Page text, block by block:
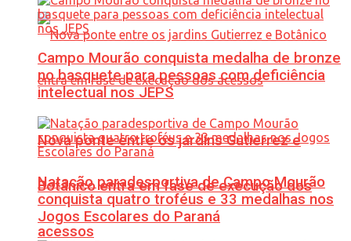
Nova ponte entre os jardins Gutierrez e
Botânico entra em fase de execução dos
acessos
Campo Mourão conquista medalha de bronze
no basquete para pessoas com deficiência
intelectual nos JEPS
Natação paradesportiva de Campo Mourão
conquista quatro troféus e 33 medalhas nos
Jogos Escolares do Paraná